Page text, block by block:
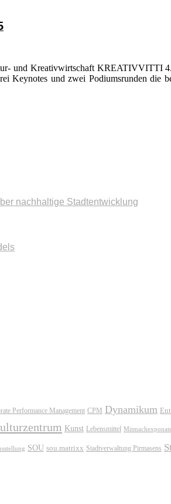
und Kreativwirtschaft
Keynotes und zwei Podiumsrunden
nachhaltige Stadtentwicklung
Performance Management CPM Dynamikum
Kunst Lebensmittel
SOU sou.matrixx Stadtverwaltung Pirmasens